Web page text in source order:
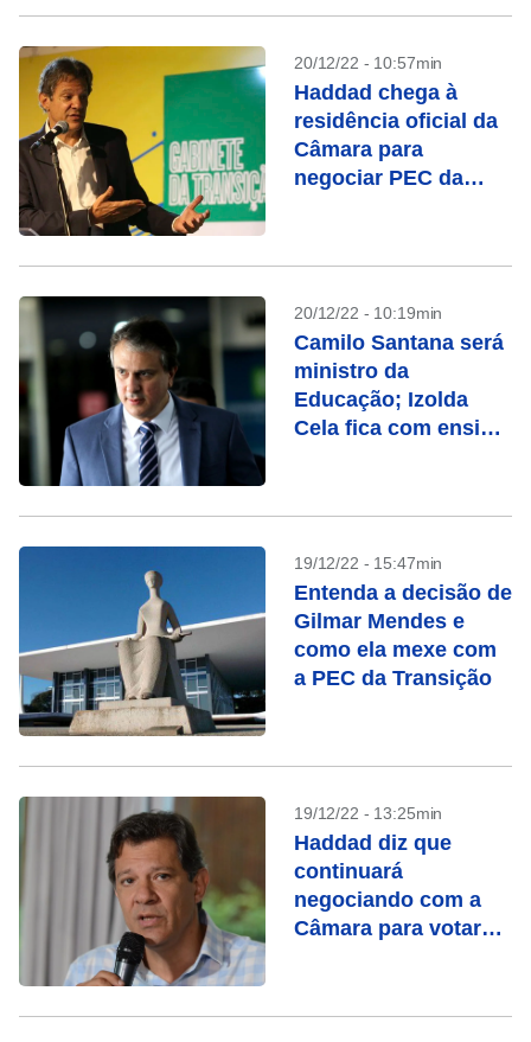
20/12/22 - 10:57min
Haddad chega à
residência oficial da
Câmara para
negociar PEC da
20/12/22 - 10:19min
Camilo Santana será
ministro da
Educação; Izolda
Cela fica com ensino
19/12/22 - 15:47min
Entenda a decisão de
Gilmar Mendes e
como ela mexe com
a PEC da Transição
19/12/22 - 13:25min
Haddad diz que
continuará
negociando com a
Câmara para votar